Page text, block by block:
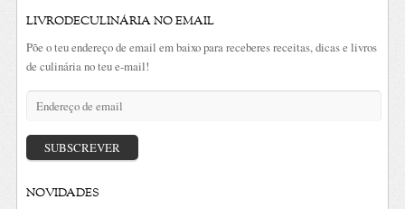
LIVRODECULINÁRIA NO EMAIL
Põe o teu endereço de email em baixo para receberes receitas, dicas e livros
de culinária no teu e-mail!
Endereço
email
SUBSCREVER
NOVIDADES